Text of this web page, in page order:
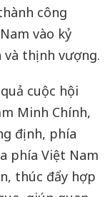
công
vào kỷ
thịnh vượng.
cuộc hội
Minh Chính,
định, phía
phía Việt Nam
thúc đẩy hợp